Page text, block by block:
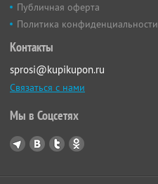
Публичная оферта
Политика конфиденциальности
Контакты
sprosi@kupikupon.ru
Связаться с нами
Мы в Соцсетях